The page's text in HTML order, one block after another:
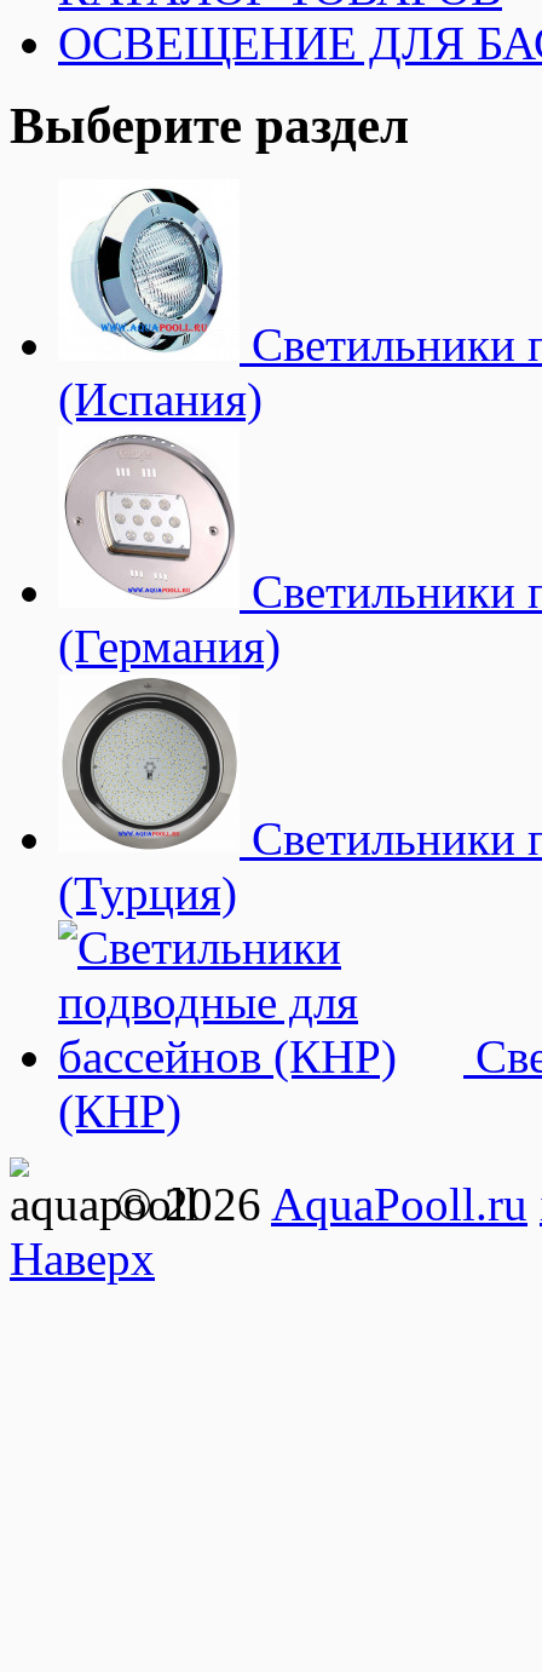
ОСВЕЩЕНИЕ ДЛЯ
Выберите раздел
Светильники
(Испания)
Светильники
(Германия)
Светильники
(Турция)
(КНР)
© 2026 AquaPooll.ru
Наверх